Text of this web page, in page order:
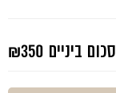
סכום ביניים ₪350